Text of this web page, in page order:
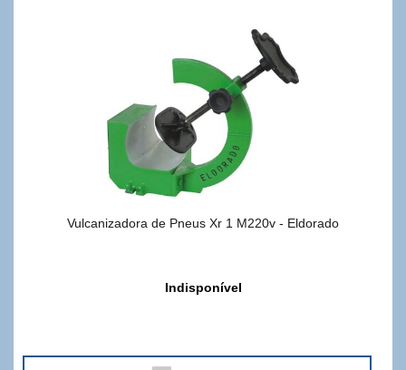
Vulcanizadora de Pneus Xr 1 M220v - Eldorado
Indisponível